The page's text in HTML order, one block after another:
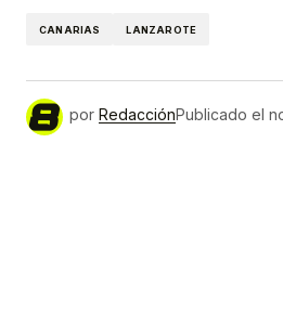
CANARIAS LANZAROTE
por RedacciónPublicado el